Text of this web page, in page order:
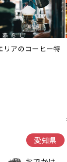
リアのコーヒー特
愛知県